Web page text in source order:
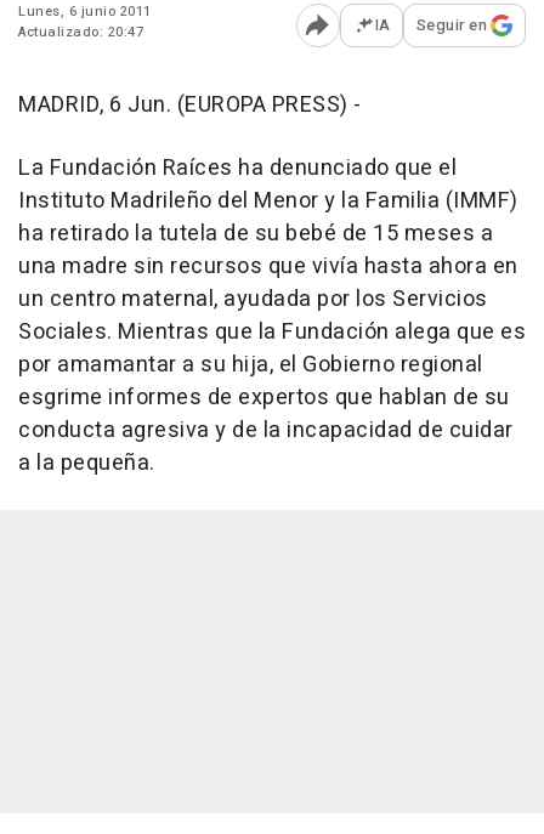
Lunes, 6 junio 2011
Actualizado: 20:47
Abrir opciones para
IA Seguir en
MADRID, 6 Jun. (EUROPA PRESS) -
La Fundación Raíces ha denunciado que el
Instituto Madrileño del Menor y la Familia (IMMF)
ha retirado la tutela de su bebé de 15 meses a
una madre sin recursos que vivía hasta ahora en
un centro maternal, ayudada por los Servicios
Sociales. Mientras que la Fundación alega que es
por amamantar a su hija, el Gobierno regional
esgrime informes de expertos que hablan de su
conducta agresiva y de la incapacidad de cuidar
a la pequeña.